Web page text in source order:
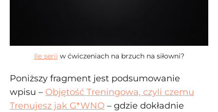
Ile serii w ćwiczeniach na brzuch na siłowni?
Poniższy fragment jest podsumowanie
wpisu – Objętość Treningowa, czyli czemu
Trenujesz jak G*WNO – gdzie dokładnie